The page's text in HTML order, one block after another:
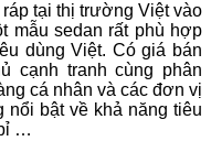
tại thị trường Việt vào
mẫu sedan rất phù hợp
dùng Việt. Có giá bán
cạnh tranh cùng phân
cá nhân và các đơn vị
bật về khả năng tiêu
…